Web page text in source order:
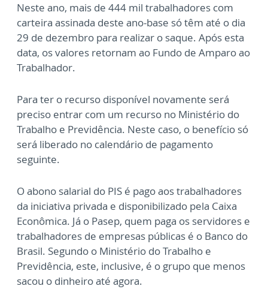
Neste ano, mais de 444 mil trabalhadores com
carteira assinada deste ano-base só têm até o dia
29 de dezembro para realizar o saque. Após esta
data, os valores retornam ao Fundo de Amparo ao
Trabalhador.
Para ter o recurso disponível novamente será
preciso entrar com um recurso no Ministério do
Trabalho e Previdência. Neste caso, o benefício só
será liberado no calendário de pagamento
seguinte.
O abono salarial do PIS é pago aos trabalhadores
da iniciativa privada e disponibilizado pela Caixa
Econômica. Já o Pasep, quem paga os servidores e
trabalhadores de empresas públicas é o Banco do
Brasil. Segundo o Ministério do Trabalho e
Previdência, este, inclusive, é o grupo que menos
sacou o dinheiro até agora.